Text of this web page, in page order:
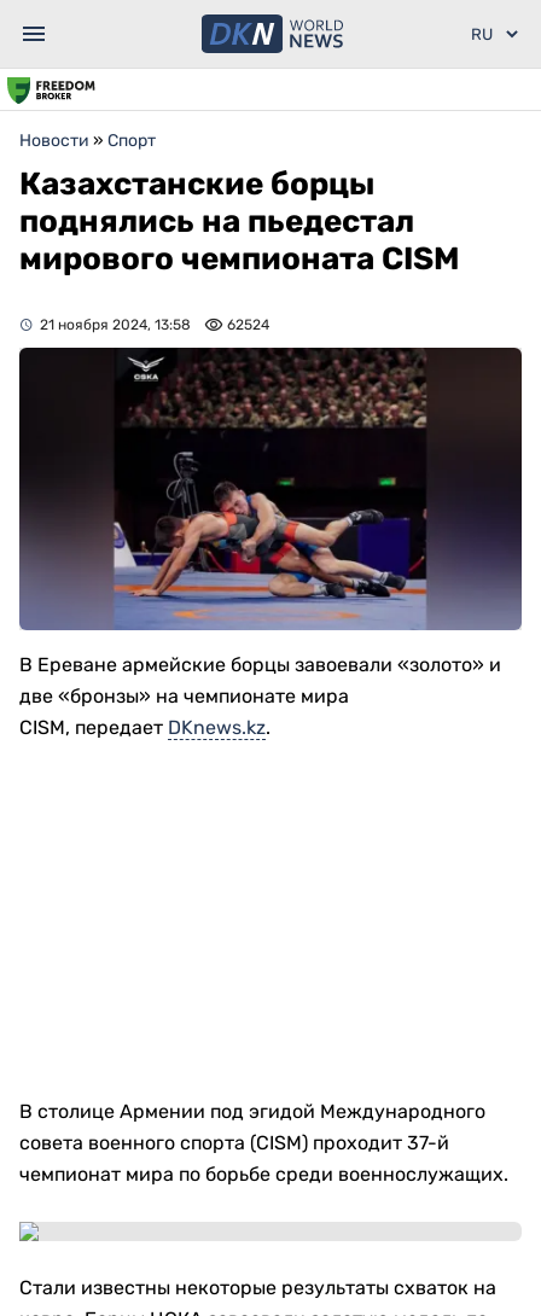
Новости » Спорт
Казахстанские борцы
поднялись на пьедестал
мирового чемпионата CISM
21 ноября 2024, 13:58 62524
В Ереване армейские борцы завоевали «золото» и
две «бронзы» на чемпионате мира
CISM, передает DKnews.kz.
В столице Армении под эгидой Международного
совета военного спорта (CISM) проходит 37-й
чемпионат мира по борьбе среди военнослужащих.
Стали известны некоторые результаты схваток на